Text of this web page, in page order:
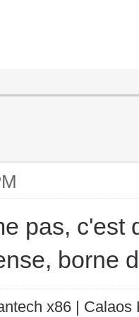
pas, c'est
borne
x86 |